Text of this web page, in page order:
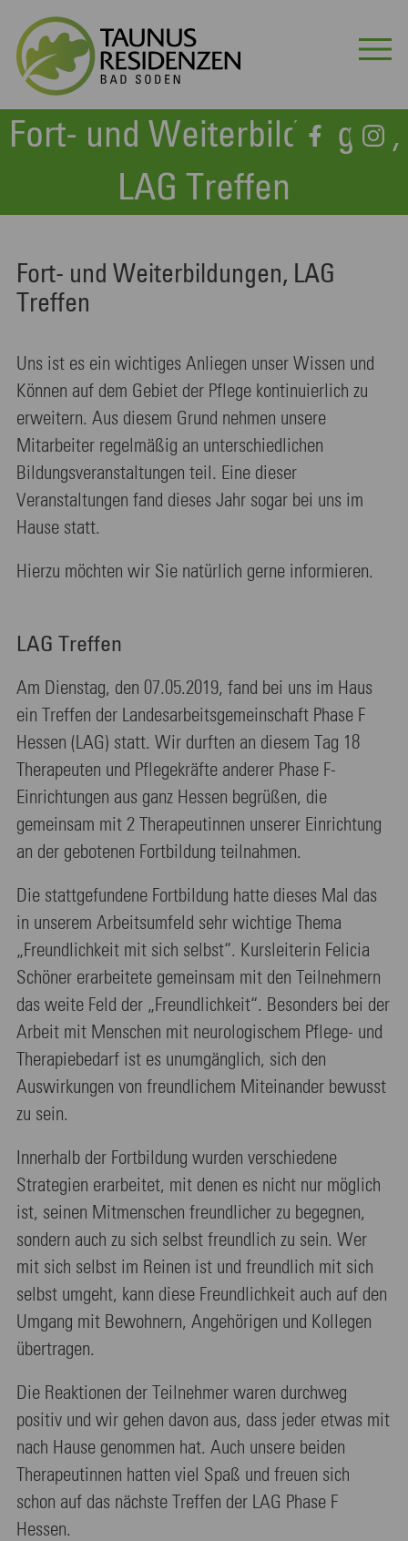
Fort- und Weiterbildungen,
LAG Treffen
Fort- und Weiterbildungen, LAG
Treffen
Uns ist es ein wichtiges Anliegen unser Wissen und
Können auf dem Gebiet der Pflege kontinuierlich zu
erweitern. Aus diesem Grund nehmen unsere
Mitarbeiter regelmäßig an unterschiedlichen
Bildungsveranstaltungen teil. Eine dieser
Veranstaltungen fand dieses Jahr sogar bei uns im
Hause statt.
Hierzu möchten wir Sie natürlich gerne informieren.
LAG Treffen
Am Dienstag, den 07.05.2019, fand bei uns im Haus
ein Treffen der Landesarbeitsgemeinschaft Phase F
Hessen (LAG) statt. Wir durften an diesem Tag 18
Therapeuten und Pflegekräfte anderer Phase F-
Einrichtungen aus ganz Hessen begrüßen, die
gemeinsam mit 2 Therapeutinnen unserer Einrichtung
an der gebotenen Fortbildung teilnahmen.
Die stattgefundene Fortbildung hatte dieses Mal das
in unserem Arbeitsumfeld sehr wichtige Thema
„Freundlichkeit mit sich selbst“. Kursleiterin Felicia
Schöner erarbeitete gemeinsam mit den Teilnehmern
das weite Feld der „Freundlichkeit“. Besonders bei der
Arbeit mit Menschen mit neurologischem Pflege- und
Therapiebedarf ist es unumgänglich, sich den
Auswirkungen von freundlichem Miteinander bewusst
zu sein.
Innerhalb der Fortbildung wurden verschiedene
Strategien erarbeitet, mit denen es nicht nur möglich
ist, seinen Mitmenschen freundlicher zu begegnen,
sondern auch zu sich selbst freundlich zu sein. Wer
mit sich selbst im Reinen ist und freundlich mit sich
selbst umgeht, kann diese Freundlichkeit auch auf den
Umgang mit Bewohnern, Angehörigen und Kollegen
übertragen.
Die Reaktionen der Teilnehmer waren durchweg
positiv und wir gehen davon aus, dass jeder etwas mit
nach Hause genommen hat. Auch unsere beiden
Therapeutinnen hatten viel Spaß und freuen sich
schon auf das nächste Treffen der LAG Phase F
Hessen.